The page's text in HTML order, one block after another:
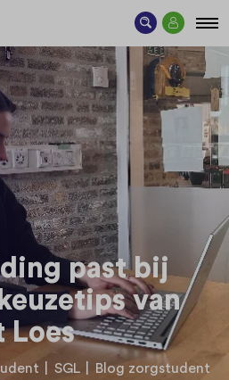
past bij
van
Loes
SGL Blog zorgstudent